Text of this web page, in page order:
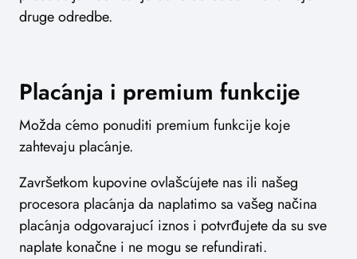
druge odredbe.
Plaćanja i premium funkcije
Možda ćemo ponuditi premium funkcije koje
zahtevaju plaćanje.
Završetkom kupovine ovlašćujete nas ili našeg
procesora plaćanja da naplatimo sa vašeg načina
plaćanja odgovarajući iznos i potvrđujete da su sve
naplate konačne i ne mogu se refundirati.